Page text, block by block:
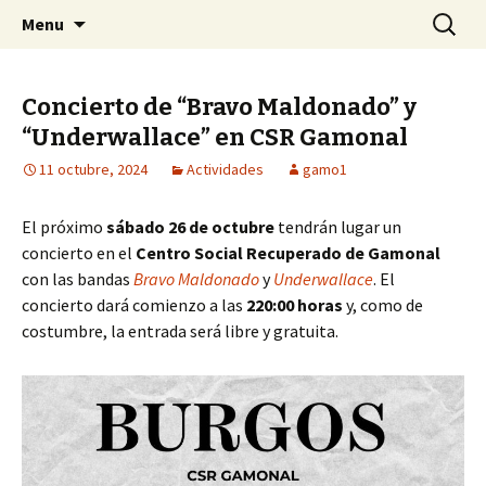
CSR Gamonal
Centro Social Recuperado Gamonal
Menu Buscar:
Concierto de “Bravo Maldonado” y
“Underwallace” en CSR Gamonal
11 octubre, 2024 Actividades gamo1
El próximo sábado 26 de octubre tendrán lugar un
concierto en el Centro Social Recuperado de Gamonal
con las bandas Bravo MaldonadoyUnderwallace. El
concierto dará comienzo a las 220:00 horas y, como de
costumbre, la entrada será libre y gratuita.